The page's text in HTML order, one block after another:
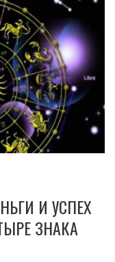
И УСПЕХ
ЗНАКА